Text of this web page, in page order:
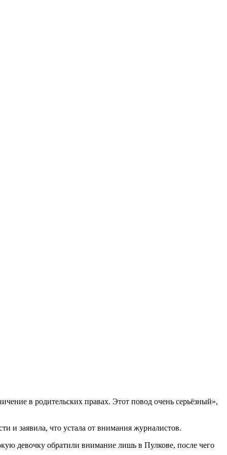
в родительских правах. Этот повод очень серьёзный»,
и заявила, что устала от внимания журналистов.
девочку обратили внимание лишь в Пулкове, после чего